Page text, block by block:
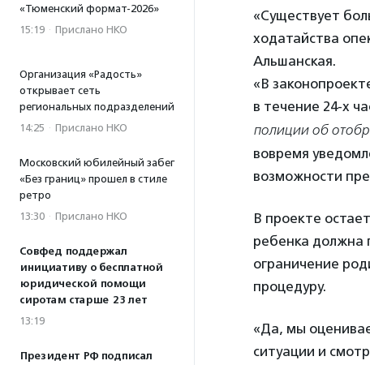
«Тюменский формат-2026»
15:19 · Прислано НКО
Организация «Радость»
открывает сеть
региональных подразделений
14:25 · Прислано НКО
Московский юбилейный забег
«Без границ» прошел в стиле
ретро
13:30 · Прислано НКО
Совфед поддержал
инициативу о бесплатной
юридической помощи
сиротам старше 23 лет
13:19
Президент РФ подписал
«Существует
ходатайства
Альшанская.
«В
в течение 24-х
полиции об
вовремя
возможности
В проекте
ребенка должна
ограничение
процедуру.
«Да, мы
ситуации и